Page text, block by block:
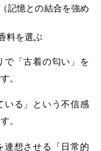
記憶との結合を強め
料を選ぶ
で「古着の匂い」を
。
いる」という不信感
。
連想させる「日常的